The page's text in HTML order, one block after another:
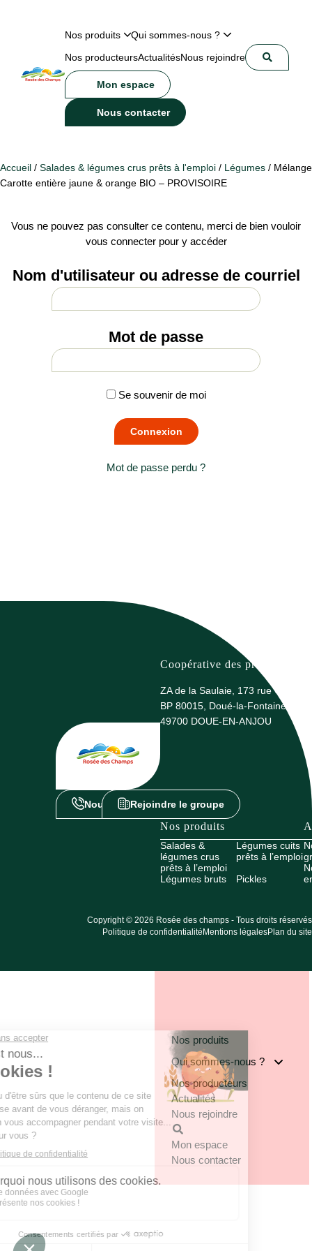
Nos produits
Qui sommes-nous ?
Nos producteursActualitésNous rejoindre
Mon espace
Nous contacter
Accueil / Salades & légumes crus prêts à l'emploi / Légumes / Mélange
Carotte entière jaune & orange BIO – PROVISOIRE
Vous ne pouvez pas consulter ce contenu, merci de bien vouloir
vous connecter pour y accéder
Nom d'utilisateur ou adresse de courriel
Mot de passe
Se souvenir de moi
Mot de passe perdu ?
Nous contacterRejoindre le groupe
Coopérative des producteurs
ZA de la Saulaie, 173 rue G. Eiffel
BP 80015, Doué-la-Fontaine
49700 DOUE-EN-ANJOU
Nos produits
Salades &
légumes crus
prêts à l’emploi
Légumes cuits
prêts à l’emploi
Légumes bruts
Pickles
Copyright © 2026 Rosée des champs - Tous droits réservés
Politique de confidentialité Mentions légalesPlan du site
Nos produits
Qui sommes-nous ?
Notre groupe
Nos engagements
Notre implantation
Nos producteurs
Actualités
Nous rejoindre
Mon espace
Nous contacter